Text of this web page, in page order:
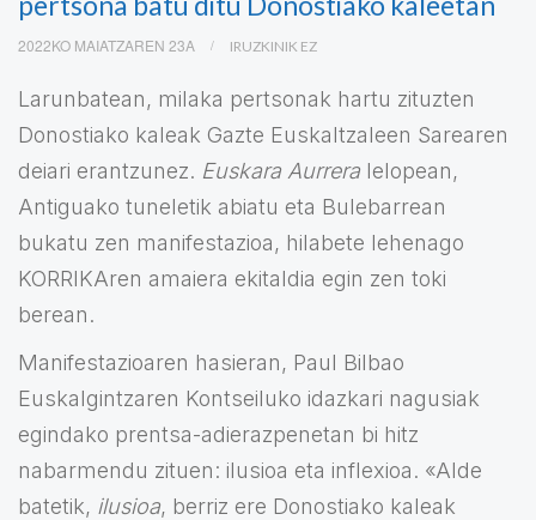
2022KO MAIATZAREN 23A IRUZKINIK EZ
Larunbatean, milaka pertsonak hartu zituzten
Donostiako kaleak Gazte Euskaltzaleen Sarearen
deiari erantzunez. Euskara Aurrera lelopean,
Antiguako tuneletik abiatu eta Bulebarrean
bukatu zen manifestazioa, hilabete lehenago
KORRIKAren amaiera ekitaldia egin zen toki
berean.
Manifestazioaren hasieran, Paul Bilbao
Euskalgintzaren Kontseiluko idazkari nagusiak
egindako prentsa-adierazpenetan bi hitz
nabarmendu zituen: ilusioa eta inflexioa. «Alde
batetik, ilusioa, berriz ere Donostiako kaleak